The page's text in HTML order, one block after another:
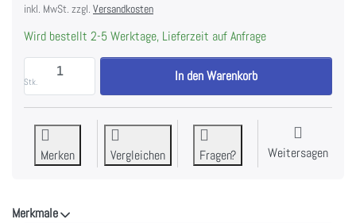
inkl. MwSt. zzgl. Versandkosten
Wird bestellt 2-5 Werktage, Lieferzeit auf Anfrage
Stk.
ASKO DFI 533A Geschirrspüler LOGIC vollintegriert
In den Warenkorb
Merken Vergleichen Fragen? Weitersagen
Merkmale